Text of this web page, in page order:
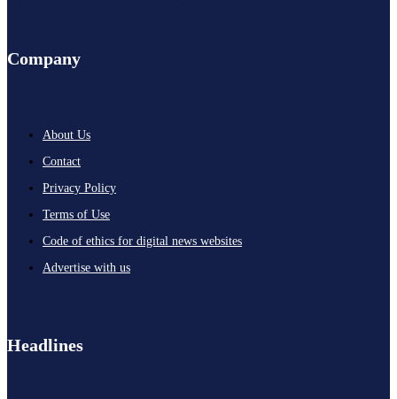
Company
About Us
Contact
Privacy Policy
Terms of Use
Code of ethics for digital news websites
Advertise with us
Headlines